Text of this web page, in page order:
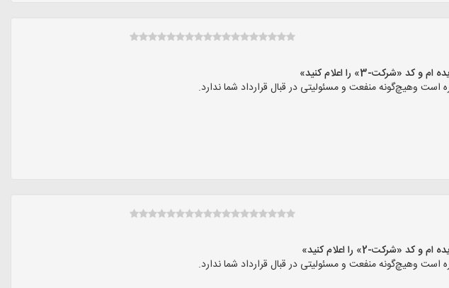
3» را اعلام کنید»
وهیچ‌گونه منفعت و مسئولیتی در قبال قرارداد شما ندارد.
2» را اعلام کنید»
وهیچ‌گونه منفعت و مسئولیتی در قبال قرارداد شما ندارد.